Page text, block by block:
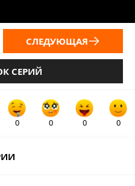
СЕРИЙ
СЛЕДУЮЩАЯ
0 0 0 0